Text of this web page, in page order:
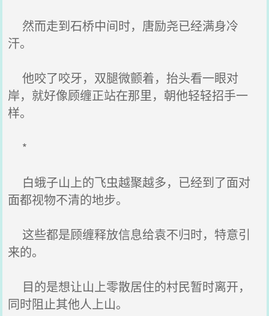
然而走到石桥中间时，唐励尧已经满身冷
汗。
他咬了咬牙，双腿微颤着，抬头看一眼对
岸，就好像顾缠正站在那里，朝他轻轻招手一
样。
*
白蛾子山上的飞虫越聚越多，已经到了面对
面都视物不清的地步。
这些都是顾缠释放信息给袁不归时，特意引
来的。
目的是想让山上零散居住的村民暂时离开，
同时阻止其他人上山。